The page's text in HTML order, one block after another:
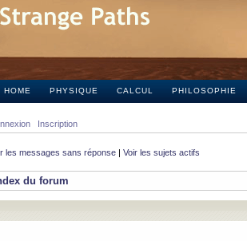
HOME PHYSIQUE CALCUL PHILOSOPHIE
Inscription
les messages sans réponse | Voir les sujets actifs
du forum